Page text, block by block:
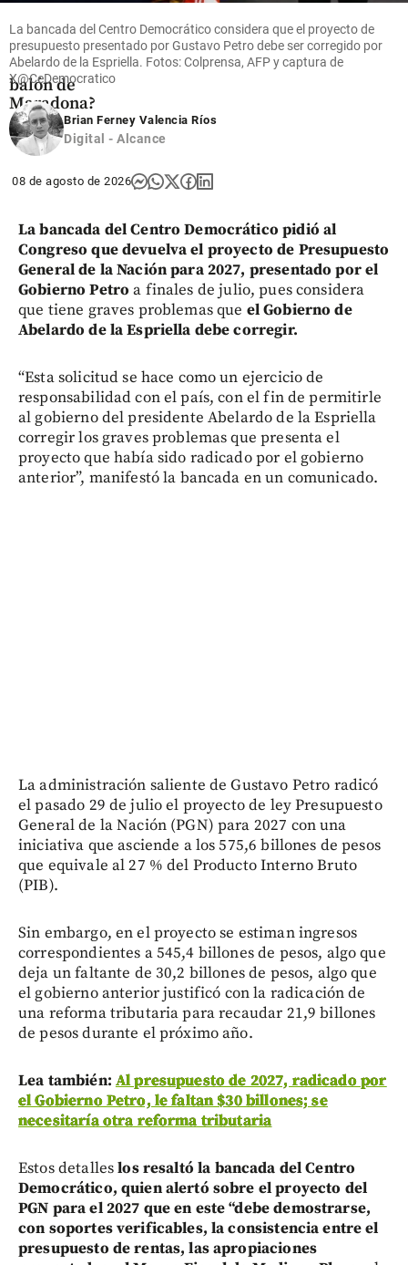
¿cuánto
vale el
histórico
balón de
Maradona?
share
La bancada del Centro Democrático considera que el proyecto de
presupuesto presentado por Gustavo Petro debe ser corregido por
Abelardo de la Espriella. Fotos: Colprensa, AFP y captura de
X@CeDemocratico
Brian Ferney Valencia Ríos
Digital - Alcance
08 de agosto de 2026
La bancada del Centro Democrático pidió al
Congreso que devuelva el proyecto de Presupuesto
General de la Nación para 2027, presentado por el
Gobierno Petro a finales de julio, pues considera
que tiene graves problemas que el Gobierno de
Abelardo de la Espriella debe corregir.
“Esta solicitud se hace como un ejercicio de
responsabilidad con el país, con el fin de permitirle
al gobierno del presidente Abelardo de la Espriella
corregir los graves problemas que presenta el
proyecto que había sido radicado por el gobierno
anterior”, manifestó la bancada en un comunicado.
La administración saliente de Gustavo Petro radicó
el pasado 29 de julio el proyecto de ley Presupuesto
General de la Nación (PGN) para 2027 con una
iniciativa que asciende a los 575,6 billones de pesos
que equivale al 27 % del Producto Interno Bruto
(PIB).
Sin embargo, en el proyecto se estiman ingresos
correspondientes a 545,4 billones de pesos, algo que
deja un faltante de 30,2 billones de pesos, algo que
el gobierno anterior justificó con la radicación de
una reforma tributaria para recaudar 21,9 billones
de pesos durante el próximo año.
Lea también: Al presupuesto de 2027, radicado por
el Gobierno Petro, le faltan $30 billones; se
necesitaría otra reforma tributaria
Estos detalleslos resaltó la bancada del Centro
Democrático, quien alertó sobre el proyecto del
PGN para el 2027 que en este “debe demostrarse,
con soportes verificables, la consistencia entre el
presupuesto de rentas, las apropiaciones